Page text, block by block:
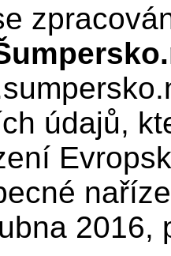
údajů,
2016,